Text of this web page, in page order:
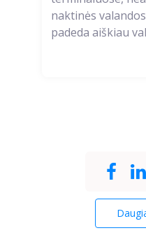
naktinės
padeda aiškiau